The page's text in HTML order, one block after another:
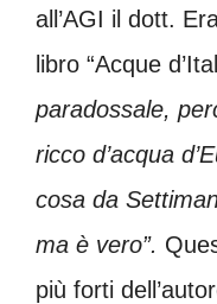
all’AGI il dott.
libro “Acque
paradossale,
ricco d’acqua
cosa da
ma è vero”.
più forti